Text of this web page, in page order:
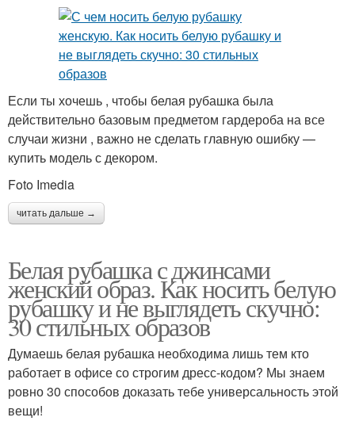
Если ты хочешь , чтобы белая рубашка была
действительно базовым предметом гардероба на все
случаи жизни , важно не сделать главную ошибку —
купить модель с декором.
Foto Imedia
читать дальше →
Белая рубашка с джинсами
женский образ. Как носить белую
рубашку и не выглядеть скучно:
30 стильных образов
Думаешь белая рубашка необходима лишь тем кто
работает в офисе со строгим дресс-кодом? Мы знаем
ровно 30 способов доказать тебе универсальность этой
вещи!